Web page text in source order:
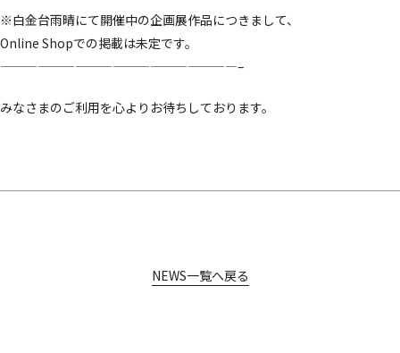
※白金台雨晴にて開催中の企画展作品につきまして、
Online Shopでの掲載は未定です。
———————————————————–
みなさまのご利用を心よりお待ちしております。
NEWS一覧へ戻る